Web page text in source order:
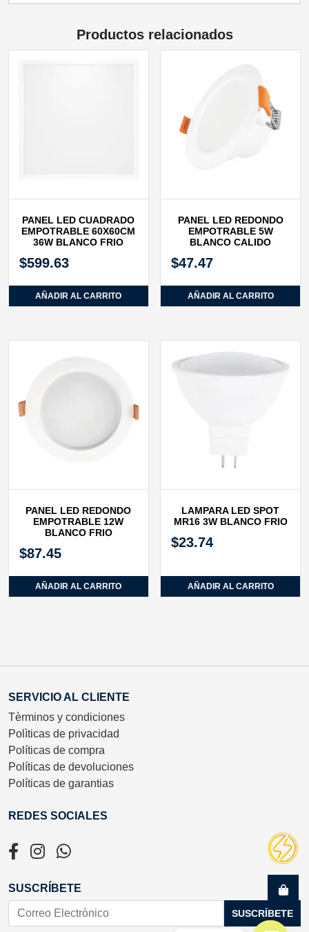
Productos relacionados
PANEL LED CUADRADO
EMPOTRABLE 60X60CM
36W BLANCO FRIO
$599.63
AÑADIR AL CARRITO
PANEL LED REDONDO
EMPOTRABLE 5W
BLANCO CALIDO
$47.47
AÑADIR AL CARRITO
PANEL LED REDONDO
EMPOTRABLE 12W
BLANCO FRIO
$87.45
AÑADIR AL CARRITO
LAMPARA LED SPOT
MR16 3W BLANCO FRIO
$23.74
AÑADIR AL CARRITO
SERVICIO AL CLIENTE
Tèrminos y condiciones
Polìticas de privacidad
Políticas de compra
Políticas de devoluciones
Políticas de garantias
REDES SOCIALES
SUSCRÍBETE
SUSCRÍBETE